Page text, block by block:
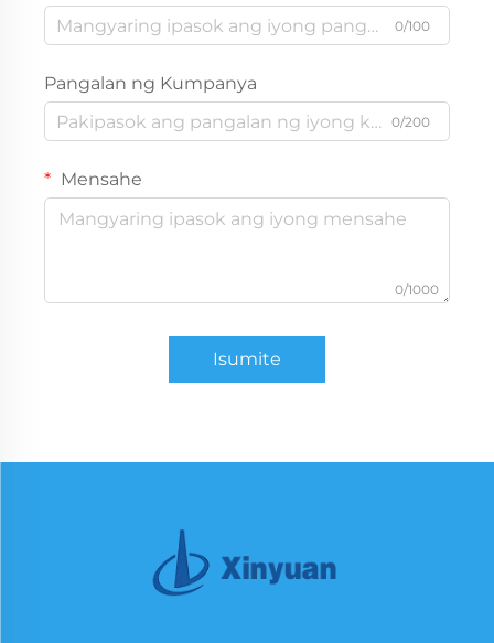
0/100
Pangalan ng Kumpanya
0/200
Mensahe
0/1000
Isumite